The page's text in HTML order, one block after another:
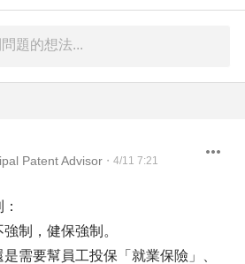
Patent Advisor ・ 4/11 7:21
制，健保強制。
需要幫員工投保「就業保險」、